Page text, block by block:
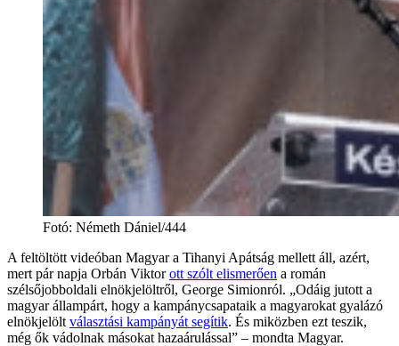
Fotó: Németh Dániel/444
A feltöltött videóban Magyar a Tihanyi Apátság mellett áll, azért,
mert pár napja Orbán Viktorott szólt elismerően a román
szélsőjobboldali elnökjelöltről, George Simionról. „Odáig jutott a
magyar állampárt, hogy a kampánycsapataik a magyarokat gyalázó
elnökjelölt választási kampányát segítik. És miközben ezt teszik,
még ők vádolnak másokat hazaárulással” – mondta Magyar.